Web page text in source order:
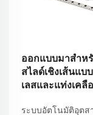
ออกแบบมาสำห
สไลด์เชิงเส้นแ
เลสและแท่งเคลื
ระบบอัตโนมัติอุตส